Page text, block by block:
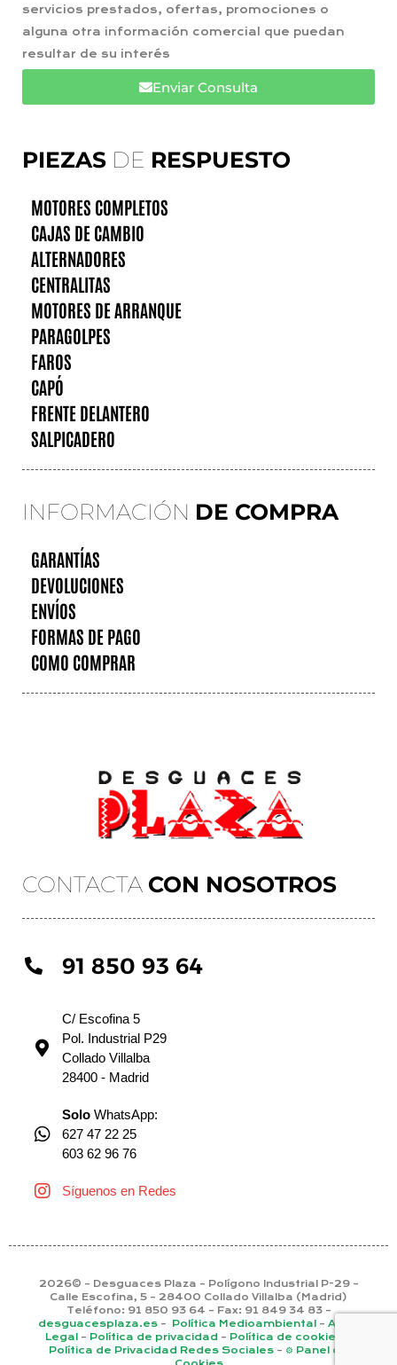
CONTACTA CON NOSOTROS
91 850 93 64
C/ Escofina 5
Pol. Industrial P29
Collado Villalba
28400 - Madrid
Solo WhatsApp:
627 47 22 25
603 62 96 76
Síguenos en Redes
PIEZAS DE RESPUESTO
MOTORES COMPLETOS
CAJAS DE CAMBIO
ALTERNADORES
CENTRALITAS
MOTORES DE ARRANQUE
PARAGOLPES
FAROS
CAPÓ
FRENTE DELANTERO
SALPICADERO
INFORMACIÓN DE COMPRA
GARANTÍAS
DEVOLUCIONES
ENVÍOS
FORMAS DE PAGO
COMO COMPRAR
servicios prestados, ofertas, promociones o
alguna otra información comercial que puedan
resultar de su interés
Enviar Consulta
2026© – Desguaces Plaza – Polígono Industrial P-29 –
Calle Escofina, 5 – 28400 Collado Villalba (Madrid)
Teléfono: 91 850 93 64 – Fax: 91 849 34 83 –
desguacesplaza.es – Política Medioambiental – Aviso
Legal – Política de privacidad – Política de cookies
Política de Privacidad Redes Sociales – ⚙ Panel de